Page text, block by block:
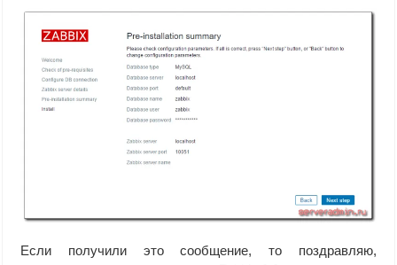
Если получили это сообщение, то поздравляю,